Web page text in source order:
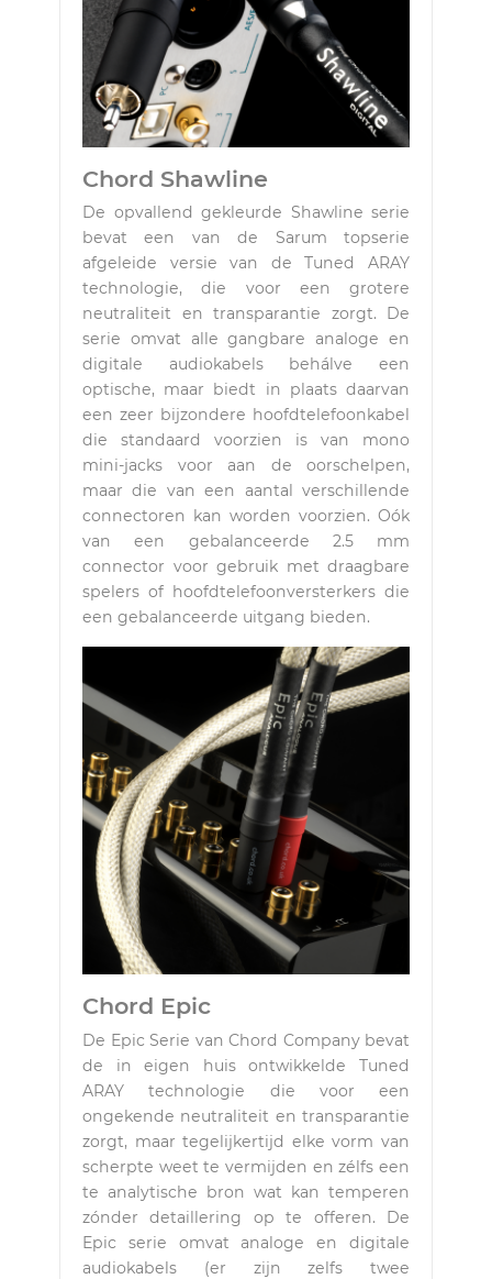
Chord Shawline
De opvallend gekleurde Shawline serie
bevat een van de Sarum topserie
afgeleide versie van de Tuned ARAY
technologie, die voor een grotere
neutraliteit en transparantie zorgt. De
serie omvat alle gangbare analoge en
digitale audiokabels behálve een
optische, maar biedt in plaats daarvan
een zeer bijzondere hoofdtelefoonkabel
die standaard voorzien is van mono
mini-jacks voor aan de oorschelpen,
maar die van een aantal verschillende
connectoren kan worden voorzien. Oók
van een gebalanceerde 2.5 mm
connector voor gebruik met draagbare
spelers of hoofdtelefoonversterkers die
een gebalanceerde uitgang bieden.
Chord Epic
De Epic Serie van Chord Company bevat
de in eigen huis ontwikkelde Tuned
ARAY technologie die voor een
ongekende neutraliteit en transparantie
zorgt, maar tegelijkertijd elke vorm van
scherpte weet te vermijden en zélfs een
te analytische bron wat kan temperen
zónder detaillering op te offeren. De
Epic serie omvat analoge en digitale
audiokabels (er zijn zelfs twee